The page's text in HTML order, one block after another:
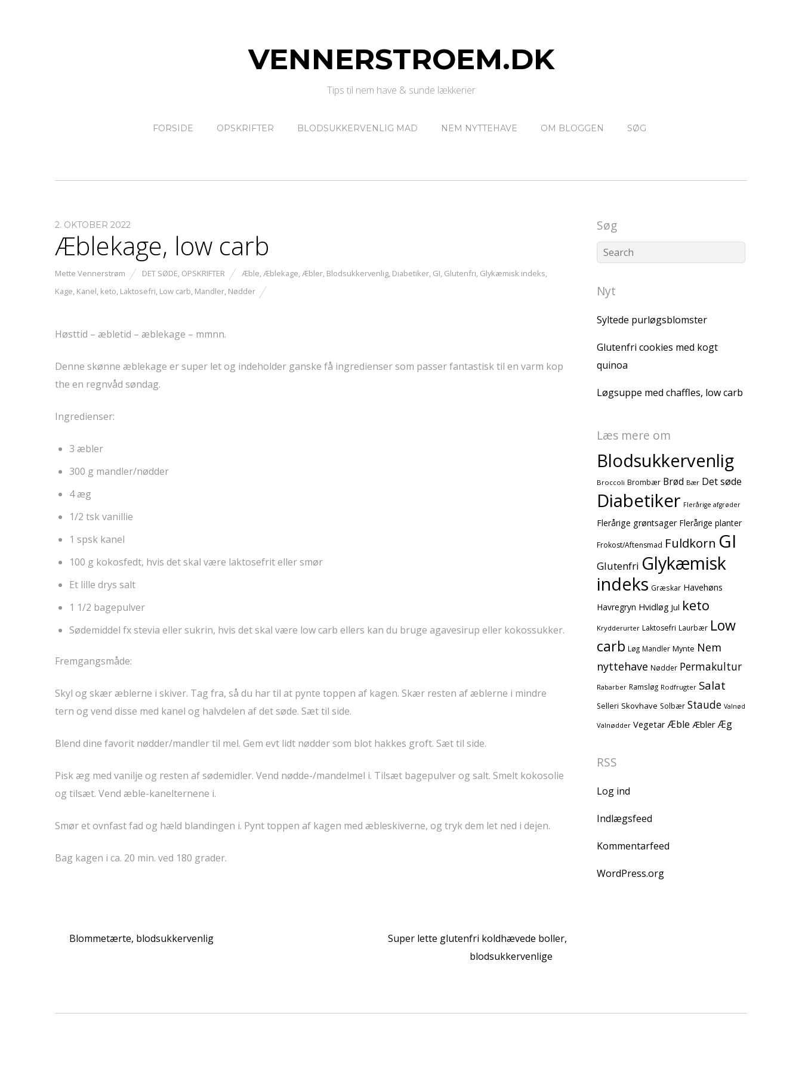
VENNERSTROEM.DK
Tips til nem have & sunde lækkerier
FORSIDE OPSKRIFTER BLODSUKKERVENLIG MAD NEM NYTTEHAVE OM BLOGGEN SØG
2. OKTOBER 2022
Æblekage, low carb
Mette Vennerstrøm DET SØDE, OPSKRIFTER Æble,Æblekage,Æbler, Blodsukkervenlig, Diabetiker, GI, Glutenfri, Glykæmisk indeks,
Kage, Kanel, keto, Laktosefri, Low carb, Mandler, Nødder
Høsttid – æbletid – æblekage – mmnn.
Denne skønne æblekage er super let og indeholder ganske få ingredienser som passer fantastisk til en varm kop
the en regnvåd søndag.
Ingredienser:
3 æbler
300 g mandler/nødder
4 æg
1/2 tsk vanillie
1 spsk kanel
100 g kokosfedt, hvis det skal være laktosefrit eller smør
Et lille drys salt
1 1/2 bagepulver
Sødemiddel fx stevia eller sukrin, hvis det skal være low carb ellers kan du bruge agavesirup eller kokossukker.
Fremgangsmåde:
Skyl og skær æblerne i skiver. Tag fra, så du har til at pynte toppen af kagen. Skær resten af æblerne i mindre
tern og vend disse med kanel og halvdelen af det søde. Sæt til side.
Blend dine favorit nødder/mandler til mel. Gem evt lidt nødder som blot hakkes groft. Sæt til side.
Pisk æg med vanilje og resten af sødemidler. Vend nødde-/mandelmel i. Tilsæt bagepulver og salt. Smelt kokosolie
og tilsæt. Vend æble-kanelternene i.
Smør et ovnfast fad og hæld blandingen i. Pynt toppen af kagen med æbleskiverne, og tryk dem let ned i dejen.
Bag kagen i ca. 20 min. ved 180 grader.
Blommetærte, blodsukkervenlig
Super lette glutenfri koldhævede boller,
blodsukkervenlige
Søg
Nyt
Syltede purløgsblomster
Glutenfri cookies med kogt
quinoa
Løgsuppe med chaffles, low carb
Læs mere om
Blodsukkervenlig
Broccoli Brombær Brød Bær Det søde
Diabetiker Flerårige afgrøder
Flerårige grøntsager Flerårige planter
Frokost/Aftensmad Fuldkorn GI
Glutenfri Glykæmisk
indeks Græskar Havehøns
Havregryn Hvidløg Jul keto
Krydderurter Laktosefri Laurbær Low
carb Løg Mandler Mynte Nem
nyttehave Nødder Permakultur
Rabarber Ramsløg Rodfrugter Salat
Selleri Skovhave Solbær Staude Valnød
Valnødder Vegetar Æble Æbler Æg
RSS
Log ind
Indlægsfeed
Kommentarfeed
WordPress.org